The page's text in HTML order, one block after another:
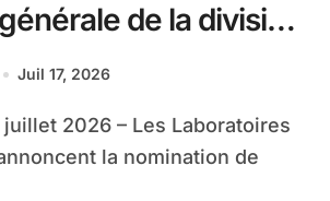
de la division
Laboratoires Pierre
Juil 17, 2026
la nomination de